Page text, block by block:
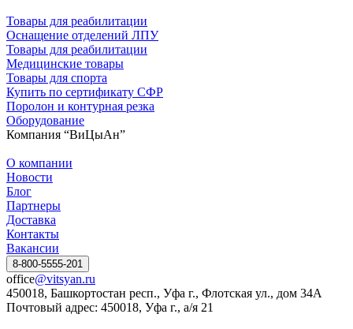
Товары для реабилитации
Оснащение отделений ЛПУ
Товары для реабилитации
Медицинские товары
Товары для спорта
Купить по сертификату СФР
Поролон и контурная резка
Оборудование
Компания “ВиЦыАн”
О компании
Новости
Блог
Партнеры
Доставка
Контакты
Вакансии
8-800-5555-201
office@vitsyan.ru
450018, Башкортостан респ., Уфа г., Флотская ул., дом 34А
Почтовый адрес: 450018, Уфа г., а/я 21